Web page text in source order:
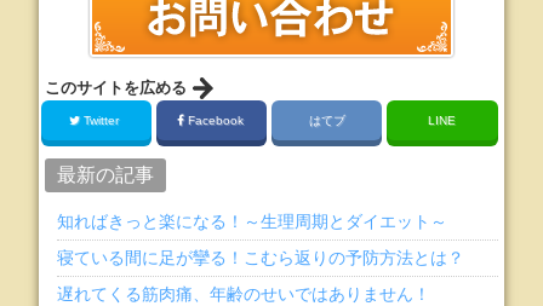
このサイトを広める
Twitter Facebook はてブ LINE
最新の記事
知ればきっと楽になる！～生理周期とダイエット～
寝ている間に足が攣る！こむら返りの予防方法とは？
遅れてくる筋肉痛、年齢のせいではありません！